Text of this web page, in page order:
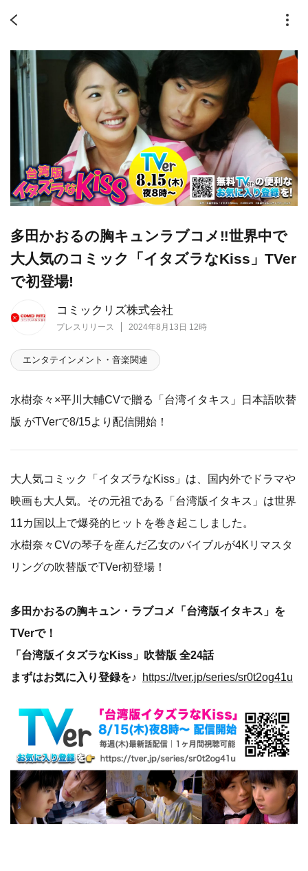
コミックリズ株式会社
プレスリリース 2024年8月13日 12時
多田かおるの胸キュンラブコメ‼️世界中で
大人気のコミック「イタズラなKiss」TVer
で初登場!
エンタテインメント・音楽関連
水樹奈々×平川大輔CVで贈る「台湾イタキス」日本語吹替
版 がTVerで8/15より配信開始！
大人気コミック「イタズラなKiss」は、国内外でドラマや
映画も大人気。その元祖である「台湾版イタキス」は世界
11カ国以上で爆発的ヒットを巻き起こしました。
水樹奈々CVの琴子を産んだ乙女のバイブルが4Kリマスタ
リングの吹替版でTVer初登場！
多田かおるの胸キュン・ラブコメ「台湾版イタキス」を
TVerで！
「台湾版イタズラなKiss」吹替版 全24話
まずはお気に入り登録を♪
https://tver.jp/series/sr0t2og41u